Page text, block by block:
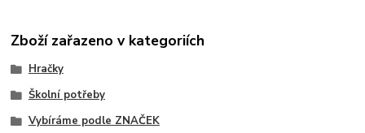
Zboží zařazeno v kategoriích
Hračky
Školní potřeby
Vybíráme podle ZNAČEK